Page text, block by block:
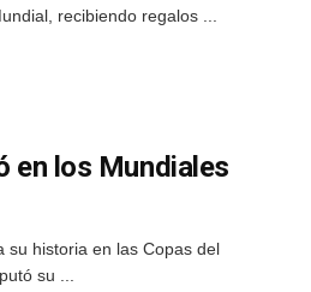
recibiendo regalos ...
en los Mundiales
su historia en las Copas del
su ...